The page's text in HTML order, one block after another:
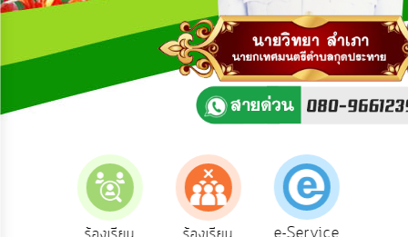
เห็น
แผน
แผน
พัฒนา
บริหาร/
ทรัพยากร